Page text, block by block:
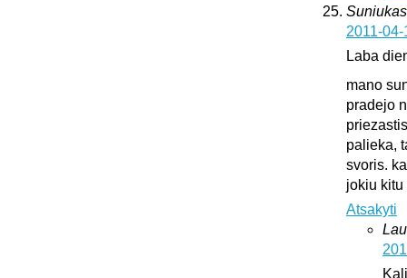
2011-
Laba
mano
pradejo
palieka,
svoris.
jokiu kitu
Atsakyti